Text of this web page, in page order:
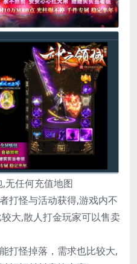
无任何充值地图
打怪与活动获得,游戏内不
大,散人打金玩家可以售卖
打怪掉落，需求也比较大,